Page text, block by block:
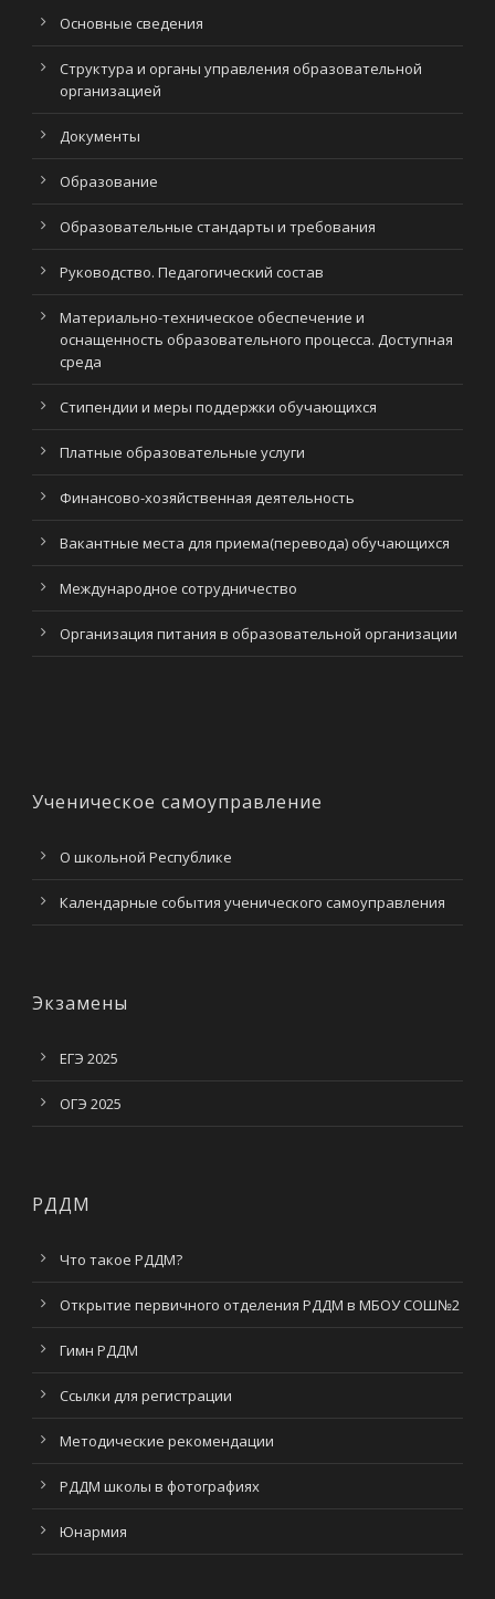
Основные сведения
Структура и органы управления образовательной
организацией
Документы
Образование
Образовательные стандарты и требования
Руководство. Педагогический состав
Материально-техническое обеспечение и
оснащенность образовательного процесса. Доступная
среда
Стипендии и меры поддержки обучающихся
Платные образовательные услуги
Финансово-хозяйственная деятельность
Вакантные места для приема(перевода) обучающихся
Международное сотрудничество
Организация питания в образовательной организации
Ученическое самоуправление
О школьной Республике
Календарные события ученического самоуправления
Экзамены
ЕГЭ 2025
ОГЭ 2025
РДДМ
Что такое РДДМ?
Открытие первичного отделения РДДМ в МБОУ СОШ№2
Гимн РДДМ
Ссылки для регистрации
Методические рекомендации
РДДМ школы в фотографиях
Юнармия